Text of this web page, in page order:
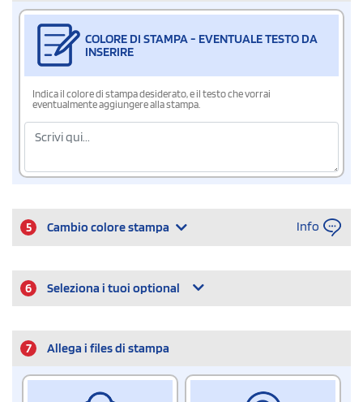
COLORE DI STAMPA - EVENTUALE TESTO DA
INSERIRE
Indica il colore di stampa desiderato, e il testo che vorrai
eventualmente aggiungere alla stampa.
5 Cambio colore stampa Info
6 Seleziona i tuoi optional
7 Allega i files di stampa